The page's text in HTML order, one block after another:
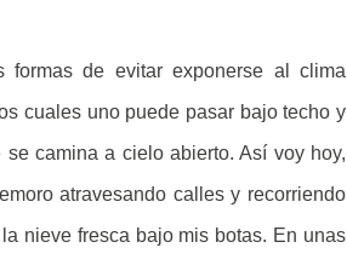
formas de evitar exponerse al clima
cuales uno puede pasar bajo techo y
camina a cielo abierto. Así voy hoy,
atravesando calles y recorriendo
nieve fresca bajo mis botas. En unas